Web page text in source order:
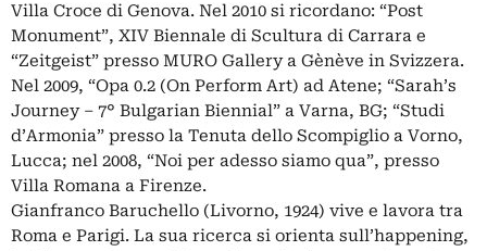
Villa Croce di Genova. Nel 2010 si ricordano: “Post
Monument”, XIV Biennale di Scultura di Carrara e
“Zeitgeist” presso MURO Gallery a Gènève in Svizzera.
Nel 2009, “Opa 0.2 (On Perform Art) ad Atene; “Sarah’s
Journey – 7° Bulgarian Biennial” a Varna, BG; “Studi
d’Armonia” presso la Tenuta dello Scompiglio a Vorno,
Lucca; nel 2008, “Noi per adesso siamo qua”, presso
Villa Romana a Firenze.
Gianfranco Baruchello (Livorno, 1924) vive e lavora tra
Roma e Parigi. La sua ricerca si orienta sull’happening,